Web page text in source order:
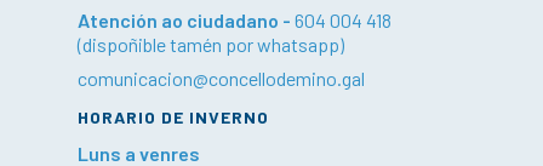
Atención ao ciudadano - 604 004 418
(dispoñible tamén por whatsapp)
comunicacion@concellodemino.gal
HORARIO DE INVERNO
Luns a venres